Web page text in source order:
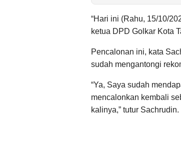
“Hari ini (Rahu, 15/10/
ketua DPD Golkar Kota
Pencalonan ini, kata
sudah mengantongi
“Ya, Saya sudah
mencalonkan kembali
kalinya,” tutur Sachrudin.